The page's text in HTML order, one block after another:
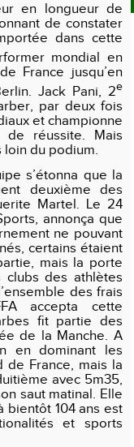
en longueur de
de constater
dans cette
mondial en
France jusqu’en
Jack Pani, 2e
par deux fois
et championne
réussite. Mais
loin du podium.
s’étonna que la
deuxième des
Martel. Le 24
annonça que
ne pouvant
certains étaient
mais la porte
des athlètes
des frais
accepta cette
fit partie des
de la Manche. A
en dominant les
de France, mais la
avec 5m35,
saut matinal. Elle
bientôt 104 ans est
et sports